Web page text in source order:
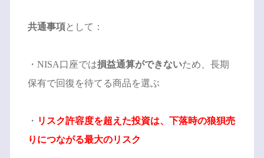
共通事項として：
・NISA口座では損益通算ができないため、長期
保有で回復を待てる商品を選ぶ
・ リスク許容度を超えた投資は、下落時の狼狽売
りにつながる最大のリスク